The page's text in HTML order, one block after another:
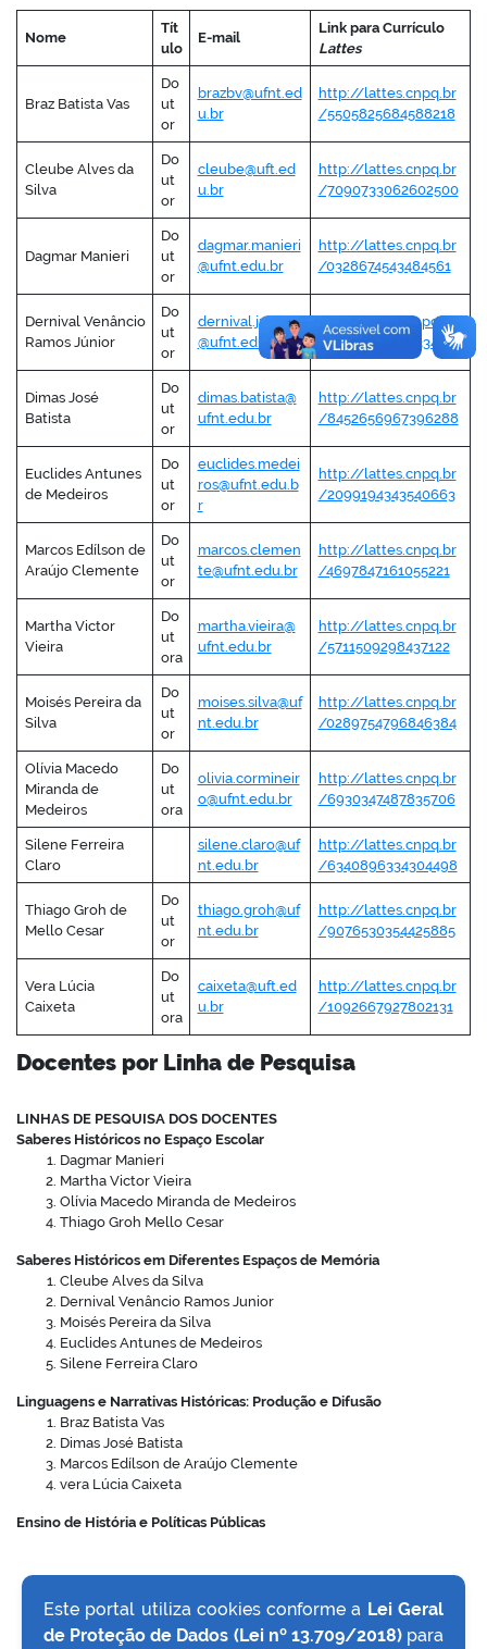
Nome
Tít
ulo
E-mail
Link para Currículo
Lattes
Braz Batista Vas
Do
ut
or
brazbv@ufnt.ed
u.br
http://lattes.cnpq.br
/5505825684588218
Cleube Alves da
Silva
Do
ut
or
cleube@uft.ed
u.br
http://lattes.cnpq.br
/7090733062602500
Dagmar Manieri
Do
ut
or
dagmar.manieri
@ufnt.edu.br
http://lattes.cnpq.br
/0328674543484561
Dernival Venâncio
Ramos Júnior
Do
ut
or
dernival.junior
@ufnt.edu.br
http://lattes.cnpq.br
/9941464654933458
Dimas José
Batista
Do
ut
or
dimas.batista@
ufnt.edu.br
http://lattes.cnpq.br
/8452656967396288
Euclides Antunes
de Medeiros
Do
ut
or
euclides.medei
ros@ufnt.edu.b
r
http://lattes.cnpq.br
/2099194343540663
Marcos Edílson de
Araújo Clemente
Do
ut
or
marcos.clemen
te@ufnt.edu.br
http://lattes.cnpq.br
/4697847161055221
Martha Victor
Vieira
Do
ut
ora
martha.vieira@
ufnt.edu.br
http://lattes.cnpq.br
/5711509298437122
Moisés Pereira da
Silva
Do
ut
or
moises.silva@uf
nt.edu.br
http://lattes.cnpq.br
/0289754796846384
Olívia Macedo
Miranda de
Medeiros
Do
ut
ora
olivia.cormineir
o@ufnt.edu.br
http://lattes.cnpq.br
/6930347487835706
Silene Ferreira
Claro
silene.claro@uf
nt.edu.br
http://lattes.cnpq.br
/6340896334304498
Thiago Groh de
Mello Cesar
Do
ut
or
thiago.groh@uf
nt.edu.br
http://lattes.cnpq.br
/9076530354425885
Vera Lúcia
Caixeta
Do
ut
ora
caixeta@uft.ed
u.br
http://lattes.cnpq.br
/1092667927802131
Docentes por Linha de Pesquisa
LINHAS DE PESQUISA DOS DOCENTES
Saberes Históricos no Espaço Escolar
Dagmar Manieri
Martha Victor Vieira
Olívia Macedo Miranda de Medeiros
Thiago Groh Mello Cesar
Saberes Históricos em Diferentes Espaços de Memória
Cleube Alves da Silva
Dernival Venâncio Ramos Junior
Moisés Pereira da Silva
Euclides Antunes de Medeiros
Silene Ferreira Claro
Linguagens e Narrativas Históricas: Produção e Difusão
Braz Batista Vas
Dimas José Batista
Marcos Edílson de Araújo Clemente
vera Lúcia Caixeta
Ensino de História e Políticas Públicas
VOLTAR AO TOPO
Este portal utiliza cookies conforme a Lei Geral
de Proteção de Dados (Lei nº 13.709/2018)para